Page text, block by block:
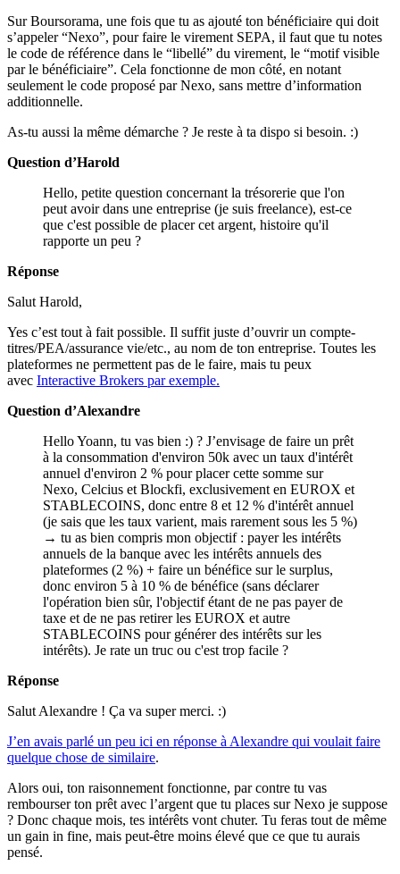
Sur Boursorama, une fois que tu as ajouté ton bénéficiaire qui doit
s’appeler “Nexo”, pour faire le virement SEPA, il faut que tu notes
le code de référence dans le “libellé” du virement, le “motif visible
par le bénéficiaire”. Cela fonctionne de mon côté, en notant
seulement le code proposé par Nexo, sans mettre d’information
additionnelle.
As-tu aussi la même démarche ? Je reste à ta dispo si besoin. :)
Question d’Harold
Hello, petite question concernant la trésorerie que l'on
peut avoir dans une entreprise (je suis freelance), est-ce
que c'est possible de placer cet argent, histoire qu'il
rapporte un peu ?
Réponse
Salut Harold,
Yes c’est tout à fait possible. Il suffit juste d’ouvrir un compte-
titres/PEA/assurance vie/etc., au nom de ton entreprise. Toutes les
plateformes ne permettent pas de le faire, mais tu peux
avec Interactive Brokers par exemple.
Question d’Alexandre
Hello Yoann, tu vas bien :) ? J’envisage de faire un prêt
à la consommation d'environ 50k avec un taux d'intérêt
annuel d'environ 2 % pour placer cette somme sur
Nexo, Celcius et Blockfi, exclusivement en EUROX et
STABLECOINS, donc entre 8 et 12 % d'intérêt annuel
(je sais que les taux varient, mais rarement sous les 5 %)
→ tu as bien compris mon objectif : payer les intérêts
annuels de la banque avec les intérêts annuels des
plateformes (2 %) + faire un bénéfice sur le surplus,
donc environ 5 à 10 % de bénéfice (sans déclarer
l'opération bien sûr, l'objectif étant de ne pas payer de
taxe et de ne pas retirer les EUROX et autre
STABLECOINS pour générer des intérêts sur les
intérêts). Je rate un truc ou c'est trop facile ?
Réponse
Salut Alexandre ! Ça va super merci. :)
J’en avais parlé un peu ici en réponse à Alexandre qui voulait faire
quelque chose de similaire.
Alors oui, ton raisonnement fonctionne, par contre tu vas
rembourser ton prêt avec l’argent que tu places sur Nexo je suppose
? Donc chaque mois, tes intérêts vont chuter. Tu feras tout de même
un gain in fine, mais peut-être moins élevé que ce que tu aurais
pensé.